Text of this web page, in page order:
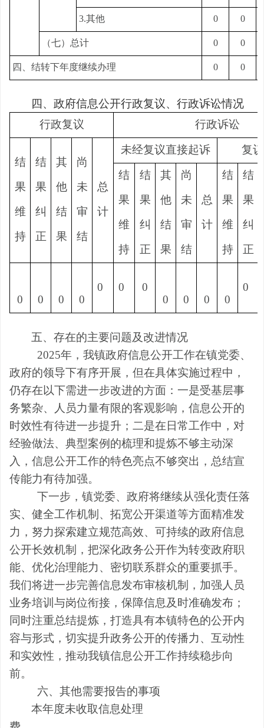
3.其他 0 0
（七）总计 0 0
四、结转下年度继续办理 0 0
四、政府信息公开行政复议、行政诉讼情况
行政复议
行政诉讼
结
果
维
持
结
果
纠
正
其
他
结
果
尚
未
审
结
总
计
未经复议直接起诉 复
结
果
维
持
结
果
纠
正
其
他
结
果
尚
未
审
结
总
计
结
果
维
持
结
果
纠
正
0 0 0 0
0 0
0
0
0 0 0
0
五、存在的主要问题及改进情况
2025年，我镇政府信息公开工作在镇党委、
政府的领导下有序开展，但在具体实施过程中，
仍存在以下需进一步改进的方面：一是受基层事
务繁杂、人员力量有限的客观影响，信息公开的
时效性有待进一步提升；二是在日常工作中，对
经验做法、典型案例的梳理和提炼不够主动深
入，信息公开工作的特色亮点不够突出，总结宣
传能力有待加强。
下一步，镇党委、政府将继续从强化责任落
实、健全工作机制、拓宽公开渠道等方面精准发
力，努力探索建立规范高效、可持续的政府信息
公开长效机制，把深化政务公开作为转变政府职
能、优化治理能力、密切联系群众的重要抓手。
我们将进一步完善信息发布审核机制，加强人员
业务培训与岗位衔接，保障信息及时准确发布；
同时注重总结提炼，打造具有本镇特色的公开内
容与形式，切实提升政务公开的传播力、互动性
和实效性，推动我镇信息公开工作持续稳步向
前。
六、其他需要报告的事项
本年度未收取信息处理